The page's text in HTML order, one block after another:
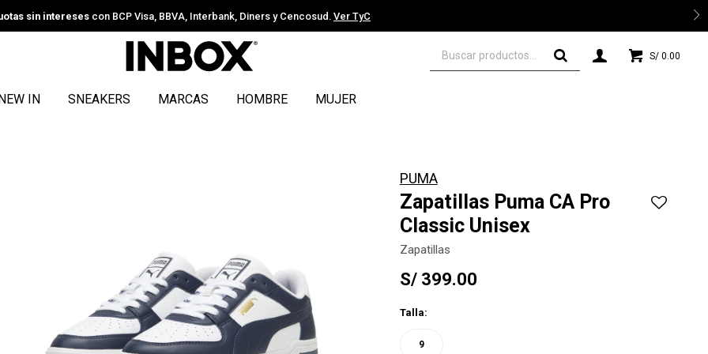
sin intereses con BCP Visa, BBVA, Interbank, Diners y Cencosud. Ver TyC
IN SNEAKERS MARCAS HOMBRE MUJER
S/ 0.00
PUMA
Zapatillas Puma CA Pro
Classic Unisex
Zapatillas
S/ 399.00
Talla:
9